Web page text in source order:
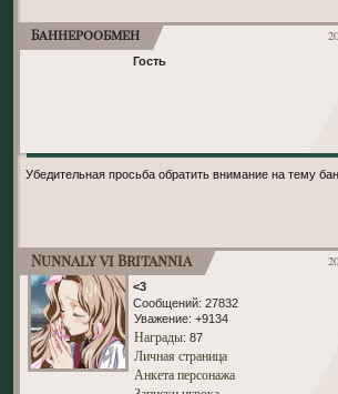
Баннерообмен
Гость
Убедительная просьба обратить внимание на тему
Nunnaly vi Britannia
<3
Сообщений: 27832
Уважение: +9134
Награды: 87
Личная страница
Анкета персонажа